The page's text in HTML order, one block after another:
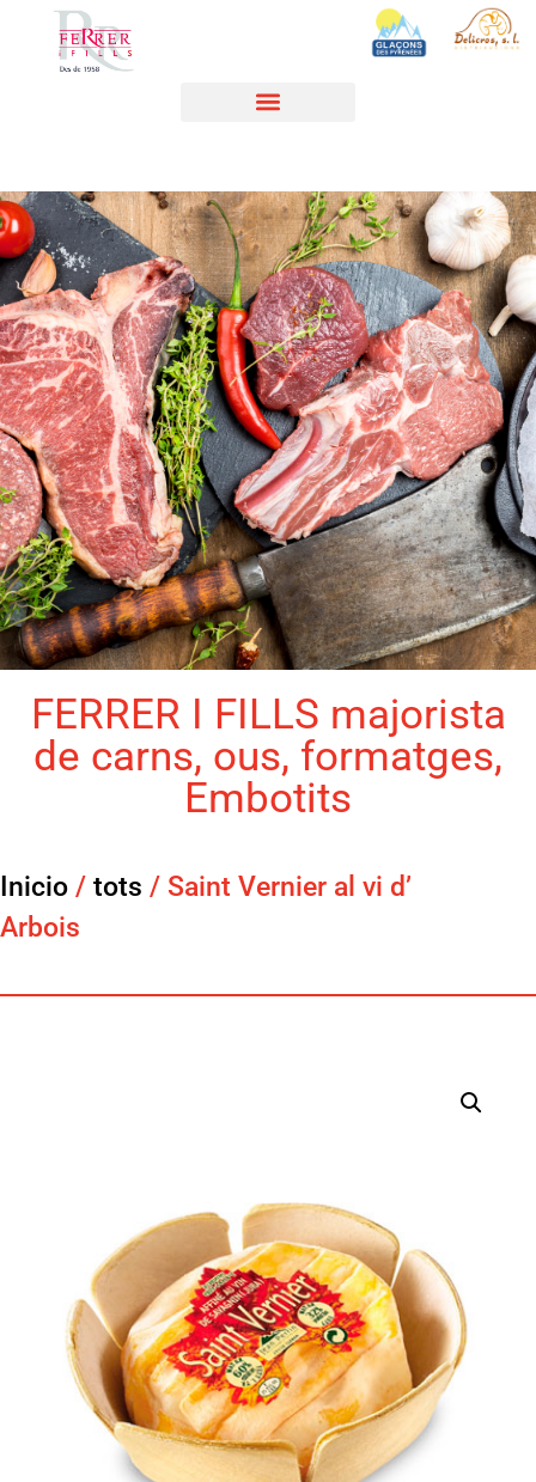
FERRER I FILLS majorista
de carns, ous, formatges,
Embotits
Inicio / tots / Saint Vernier al vi d’
Arbois